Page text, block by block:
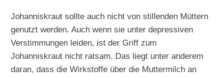
Johanniskraut sollte auch nicht von stillenden Müttern
genutzt werden. Auch wenn sie unter depressiven
Verstimmungen leiden, ist der Griff zum
Johanniskraut nicht ratsam. Das liegt unter anderem
daran, dass die Wirkstoffe über die Muttermilch an